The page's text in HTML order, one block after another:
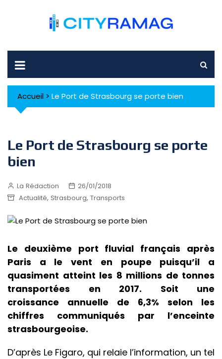
Accueil > Le Port de Strasbourg se porte bien
Le Port de Strasbourg se porte
bien
La Rédaction
26/01/2018
Actualité, Strasbourg, Transports
Le deuxième port fluvial français après
Paris a le vent en poupe puisqu’il a
quasiment atteint les 8 millions de tonnes
transportées en 2017. Soit une
croissance annuelle de 6,3% selon les
chiffres communiqués par l’enceinte
strasbourgeoise.
D’après Le Figaro, qui relaie l’information, un tel